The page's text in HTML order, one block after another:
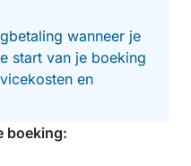
wanneer je
start van je boeking
en
boeking: